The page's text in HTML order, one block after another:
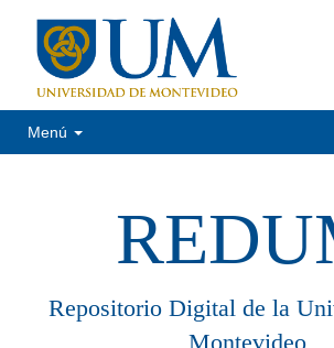
Menú
Repositorio Digital de la
Montevideo